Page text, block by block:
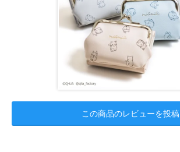
この商品のレビューを投稿